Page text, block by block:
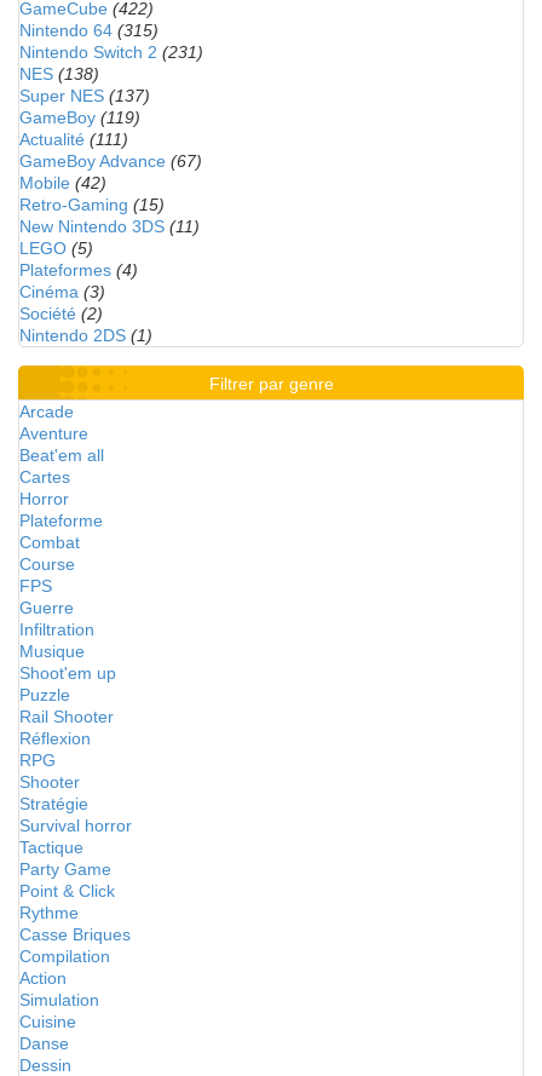
GameCube (422)
Nintendo 64 (315)
Nintendo Switch 2 (231)
NES (138)
Super NES (137)
GameBoy (119)
Actualité (111)
GameBoy Advance (67)
Mobile (42)
Retro-Gaming (15)
New Nintendo 3DS (11)
LEGO (5)
Plateformes (4)
Cinéma (3)
Société (2)
Nintendo 2DS (1)
Filtrer par genre
Arcade
Aventure
Beat'em all
Cartes
Horror
Plateforme
Combat
Course
FPS
Guerre
Infiltration
Musique
Shoot'em up
Puzzle
Rail Shooter
Réflexion
RPG
Shooter
Stratégie
Survival horror
Tactique
Party Game
Point & Click
Rythme
Casse Briques
Compilation
Action
Simulation
Cuisine
Danse
Dessin